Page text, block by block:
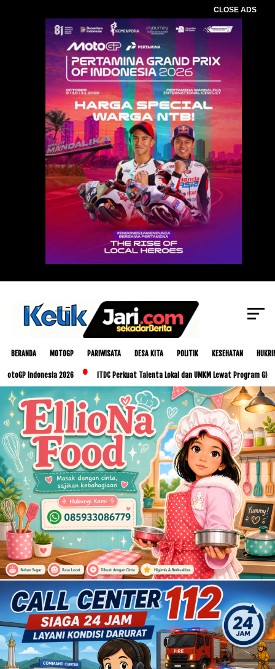
CLOSE ADS
BERANDA MOTOGP PARIWISATA DESA KITA POLITIK KESEHATAN
2026 ITDC Perkuat Talenta Lokal dan UMKM Lewat Program Glorious